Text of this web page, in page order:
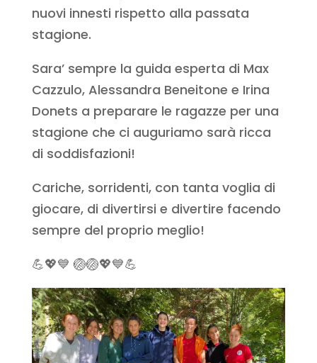
nuovi innesti rispetto alla passata
stagione.
Sara’ sempre la guida esperta di Max
Cazzulo, Alessandra Beneitone e Irina
Donets a preparare le ragazze per una
stagione che ci auguriamo sarà ricca
di soddisfazioni!
Cariche, sorridenti, con tanta voglia di
giocare, di divertirsi e divertire facendo
sempre del proprio meglio!
💪💖💙 🏐🏐💖💙💪